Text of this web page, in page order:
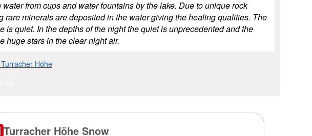
from cups and water fountains by the lake. Due to unique rock
minerals are deposited in the water giving the healing qualities. The
is quiet. In the depths of the night the quiet is unprecedented and the
huge stars in the clear night air.
Höhe